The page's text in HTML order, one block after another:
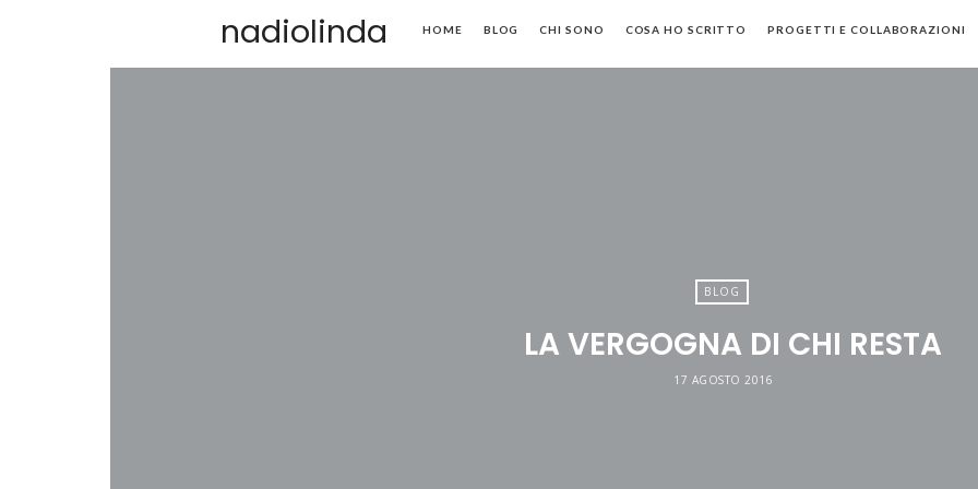
nadiolinda HOME BLOG CHI SONO COSA HO SCRITTO PROGETTI E COLLABORAZIONI
BLOG
LA VERGOGNA DI CHI RESTA
17 AGOSTO 2016